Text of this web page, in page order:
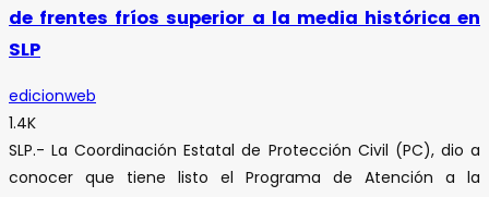
de frentes fríos superior a la media histórica en
SLP
edicionweb
1.4K
SLP.- La Coordinación Estatal de Protección Civil (PC), dio a
conocer que tiene listo el Programa de Atención a la